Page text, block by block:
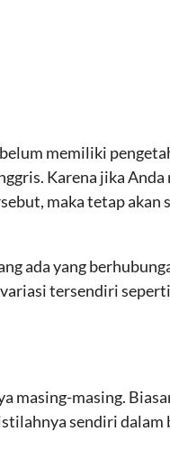
memiliki
Karena jika
maka tetap
ada yang
tersendiri
masing-masing.
sendiri